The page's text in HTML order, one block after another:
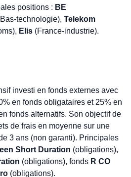
positions : BE
technologie), Telekom
Elis (France-industrie).
investi en fonds externes avec
en fonds obligataires et 25% en
fonds alternatifs. Son objectif de
de frais en moyenne sur une
3 ans (non garanti). Principales
Short Duration (obligations),
(obligations), fonds R CO
(obligations).